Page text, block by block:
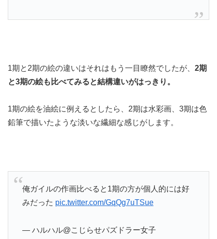
1期と2期の絵の違いはそれはもう一目瞭然でしたが、 2期
と3期の絵も比べてみると結構違いがはっきり。
1期の絵を油絵に例えるとしたら、2期は水彩画、3期は色
鉛筆で描いたような淡いな繊細な感じがします。
俺ガイルの作画比べると1期の方が個人的には好
みだった pic.twitter.com/GqQg7uTSue
— ハルハル@こじらせパズドラー女子